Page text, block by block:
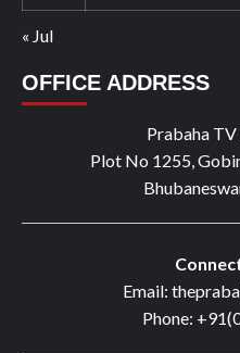
« Jul
OFFICE ADDRESS
Prabaha
Plot No 1255,
Email:
Phone: